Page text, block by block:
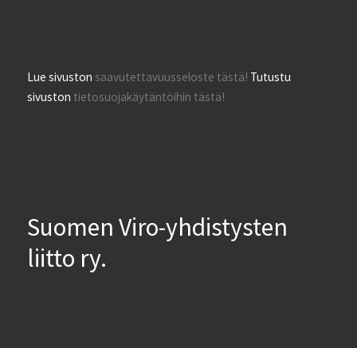
Lue sivustonsaavutettavuusseloste tästä! Tutustu
sivuston tietosuojakäytäntöihin tästä!
Suomen Viro-yhdistysten
liitto ry.